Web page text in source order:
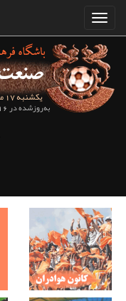
یکشنبه 17 مرداد ماه 1405
به‌روزشده در 16 ساعت و 3 دقیقه قبل